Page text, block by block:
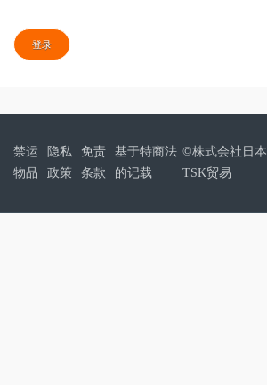
登录
禁运
物品
隐私
政策
免责
条款
基于特商法
的记载
©株式会社日本
TSK贸易